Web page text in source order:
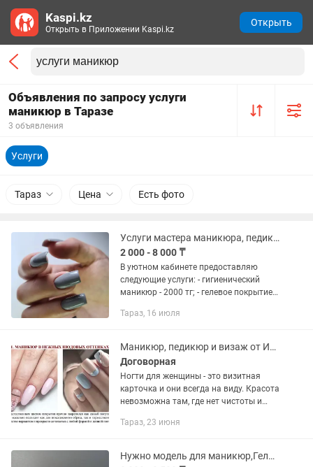
Объявления по запросу услуги
маникюр в Таразе
3 объявления
Услуги
Тараз Цена Есть фото
Услуги мастера маникюра, педикюра и шугаринга
2 000 - 8 000 ₸
В уютном кабинете предоставляю
следующие услуги: - гигиенический
маникюр - 2000 тг; - гелевое покрытие с
5000тг; - наращивание ногтей - от 6500
Тараз, 16 июля
Маникюр, педикюр и визаж от Инны
Договорная
Ногти для женщины - это визитная
карточка и они всегда на виду. Красота
невозможна там, где нет чистоты и
производится аппаратным и обрезным
Тараз, 23 июня
Нужно модель для маникюр,Гель покрытие и наращивание ногтей
Kaspi.kz
Открыть в Приложении Kaspi.kz
Открыть